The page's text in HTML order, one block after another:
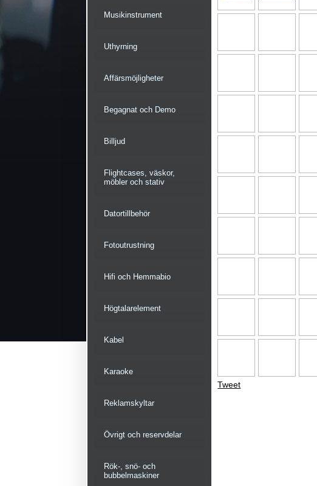
Musikinstrument
Uthyrning
Affärsmöjligheter
Begagnat och Demo
Billjud
Flightcases, väskor,
möbler och stativ
Datortillbehör
Fotoutrustning
Hifi och Hemmabio
Högtalarelement
Kabel
Karaoke
Reklamskyltar
Övrigt och reservdelar
Rök-, snö- och
bubbelmaskiner
Tweet